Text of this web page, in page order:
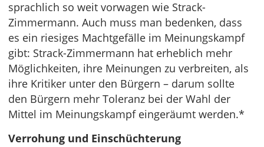
sprachlich so weit vorwagen wie Strack-
Zimmermann. Auch muss man bedenken, dass
es ein riesiges Machtgefälle im Meinungskampf
gibt: Strack-Zimmermann hat erheblich mehr
Möglichkeiten, ihre Meinungen zu verbreiten, als
ihre Kritiker unter den Bürgern – darum sollte
den Bürgern mehr Toleranz bei der Wahl der
Mittel im Meinungskampf eingeräumt werden.*
Verrohung und Einschüchterung